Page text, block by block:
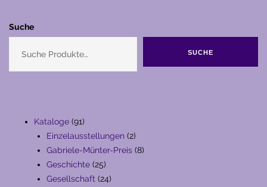
Suche
SUCHE
Kataloge 9191
Produkte
Einzelausstellungen 22
Produkte
Gabriele-Münter-Preis 88
Geschichte 2525
Produkte
Gesellschaft 2424